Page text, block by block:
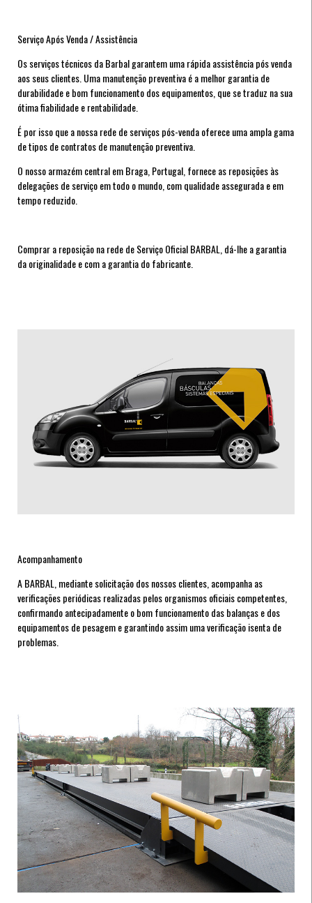
Serviço Após Venda / Assistência
Os serviços técnicos da Barbal garantem uma rápida assistência pós venda
aos seus clientes. Uma manutenção preventiva é a melhor garantia de
durabilidade e bom funcionamento dos equipamentos, que se traduz na sua
ótima fiabilidade e rentabilidade.
É por isso que a nossa rede de serviços pós-venda oferece uma ampla gama
de tipos de contratos de manutenção preventiva.
O nosso armazém central em Braga, Portugal, fornece as reposições às
delegações de serviço em todo o mundo, com qualidade assegurada e em
tempo reduzido.
Comprar a reposição na rede de Serviço Oficial BARBAL, dá-lhe a garantia
da originalidade e com a garantia do fabricante.
Acompanhamento
A BARBAL, mediante solicitação dos nossos clientes, acompanha as
verificações periódicas realizadas pelos organismos oficiais competentes,
confirmando antecipadamente o bom funcionamento das balanças e dos
equipamentos de pesagem e garantindo assim uma verificação isenta de
problemas.